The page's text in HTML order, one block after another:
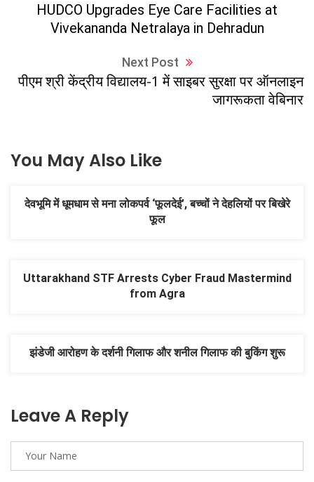
HUDCO Upgrades Eye Care Facilities at
Vivekananda Netralaya in Dehradun
Next Post
पीएम श्री केंद्रीय विद्यालय-1 में साइबर सुरक्षा पर ऑनलाइन
जागरूकता वेबिनार
You May Also Like
देवभूमि में धूमधाम से मना लोकपर्व ‘फूलदेई’, बच्चों ने देहलियों पर बिखेरे
फूल
Uttarakhand STF Arrests Cyber Fraud Mastermind
from Agra
झंडेजी आरोहण के दर्शनी गिलाफ और शनील गिलाफ की बुकिंग शुरू
Leave A Reply